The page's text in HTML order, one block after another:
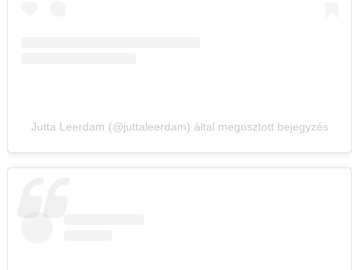
Jutta Leerdam (@juttaleerdam) által megosztott bejegyzés